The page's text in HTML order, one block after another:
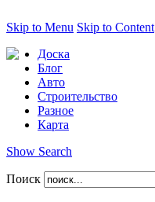
Skip to Menu Skip to Content
Доска
Блог
Авто
Строительство
Разное
Карта
Show Search
Поиск